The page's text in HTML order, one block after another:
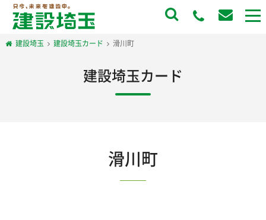
建設埼玉 建設埼玉カード 滑川町
建設埼玉カード
滑川町